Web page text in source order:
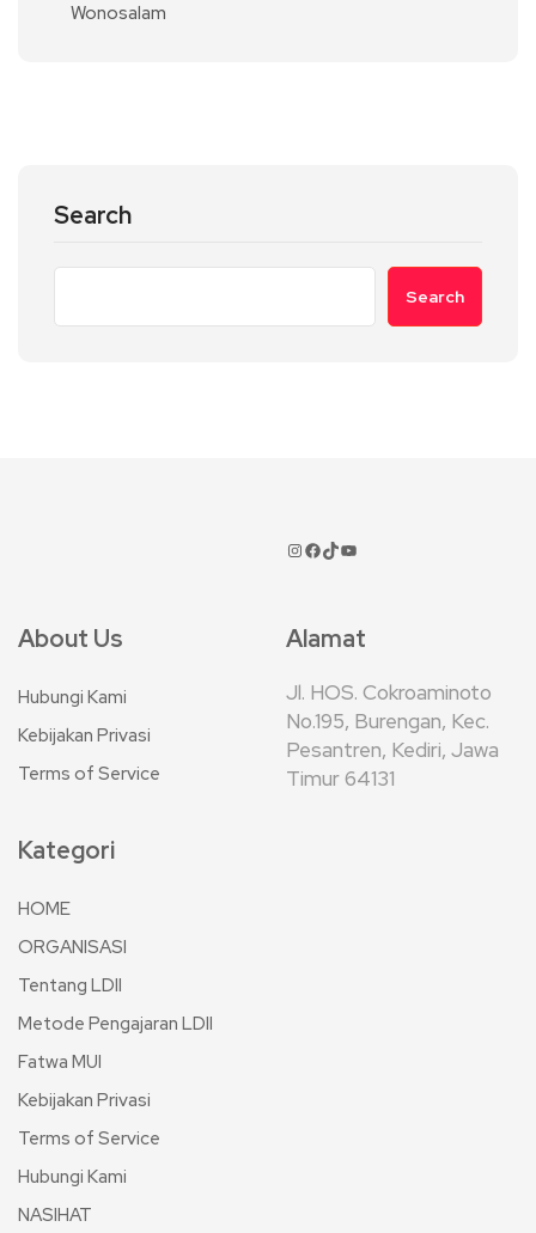
Wonosalam
Search
Search
About Us
Hubungi Kami
Kebijakan Privasi
Terms of Service
Alamat
Jl. HOS. Cokroaminoto
No.195, Burengan, Kec.
Pesantren, Kediri, Jawa
Timur 64131
Kategori
HOME
ORGANISASI
Tentang LDII
Metode Pengajaran LDII
Fatwa MUI
Kebijakan Privasi
Terms of Service
Hubungi Kami
NASIHAT